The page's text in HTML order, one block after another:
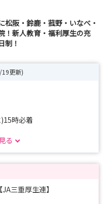
松阪・鈴鹿・菰野・いなべ・
！新人教育・福利厚生の充
制！
更新)
時必着
る
三重厚生連】